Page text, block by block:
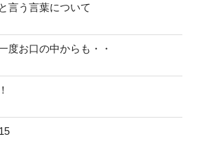
言う言葉について
度お口の中からも・・